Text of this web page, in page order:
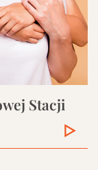
Stacji